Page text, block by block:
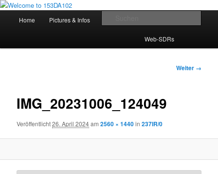
Zum
wechseln
Home Pictures & Infos
Web-SDRs
Bilder-
Weiter →
IMG_20231006_124049
Veröffentlicht26. April 2024am2560 × 1440in237IR/0